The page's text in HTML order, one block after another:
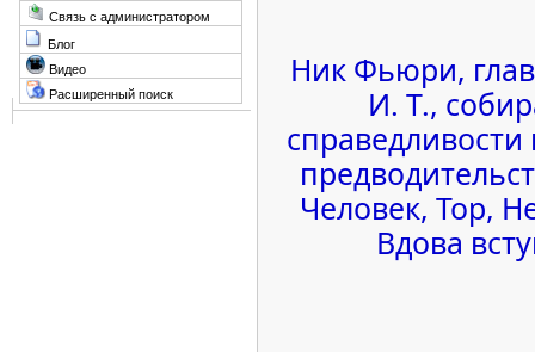
Связь с администратором
Блог
Видео
Расширенный поиск
Ник Фьюри,
И. Т.,
Человек, Тор,
Вдова